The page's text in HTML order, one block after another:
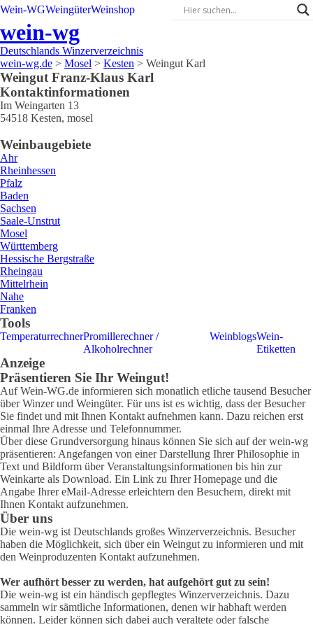
Wein-WGWeingüterWeinshop
wein-wg
Deutschlands Winzerverzeichnis
wein-wg.de > Mosel > Kesten > Weingut Karl
Weingut Franz-Klaus Karl
Kontaktinformationen
Im Weingarten 13
54518 Kesten, mosel
Weinbaugebiete
Ahr
Rheinhessen
Pfalz
Baden
Sachsen
Saale-Unstrut
Mosel
Württemberg
Hessische Bergstraße
Rheingau
Mittelrhein
Nahe
Franken
Tools
TemperaturrechnerPromillerechner /
Alkoholrechner
WeinblogsWein-
Etiketten
Anzeige
Präsentieren Sie Ihr Weingut!
Auf Wein-WG.de informieren sich monatlich etliche tausend Besucher
über Winzer und Weingüter. Für uns ist es wichtig, dass der Besucher
Sie findet und mit Ihnen Kontakt aufnehmen kann. Dazu reichen erst
einmal Ihre Adresse und Telefonnummer.
Über diese Grundversorgung hinaus können Sie sich auf der wein-wg
präsentieren: Angefangen von einer Darstellung Ihrer Philosophie in
Text und Bildform über Veranstaltungsinformationen bis hin zur
Weinkarte als Download. Ein Link zu Ihrer Homepage und die
Angabe Ihrer eMail-Adresse erleichtern den Besuchern, direkt mit
Ihnen Kontakt aufzunehmen.
Über uns
Die wein-wg ist Deutschlands großes Winzerverzeichnis. Besucher
haben die Möglichkeit, sich über ein Weingut zu informieren und mit
den Weinproduzenten Kontakt aufzunehmen.
Wer aufhört besser zu werden, hat aufgehört gut zu sein!
Die wein-wg ist ein händisch gepflegtes Winzerverzeichnis. Dazu
sammeln wir sämtliche Informationen, denen wir habhaft werden
können. Leider können sich dabei auch veraltete oder falsche